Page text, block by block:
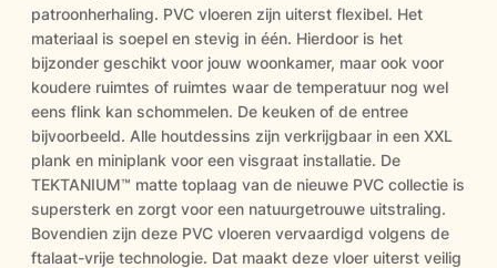
patroonherhaling. PVC vloeren zijn uiterst flexibel. Het
materiaal is soepel en stevig in één. Hierdoor is het
bijzonder geschikt voor jouw woonkamer, maar ook voor
koudere ruimtes of ruimtes waar de temperatuur nog wel
eens flink kan schommelen. De keuken of de entree
bijvoorbeeld. Alle houtdessins zijn verkrijgbaar in een XXL
plank en miniplank voor een visgraat installatie. De
TEKTANIUM™ matte toplaag van de nieuwe PVC collectie is
supersterk en zorgt voor een natuurgetrouwe uitstraling.
Bovendien zijn deze PVC vloeren vervaardigd volgens de
ftalaat-vrije technologie. Dat maakt deze vloer uiterst veilig